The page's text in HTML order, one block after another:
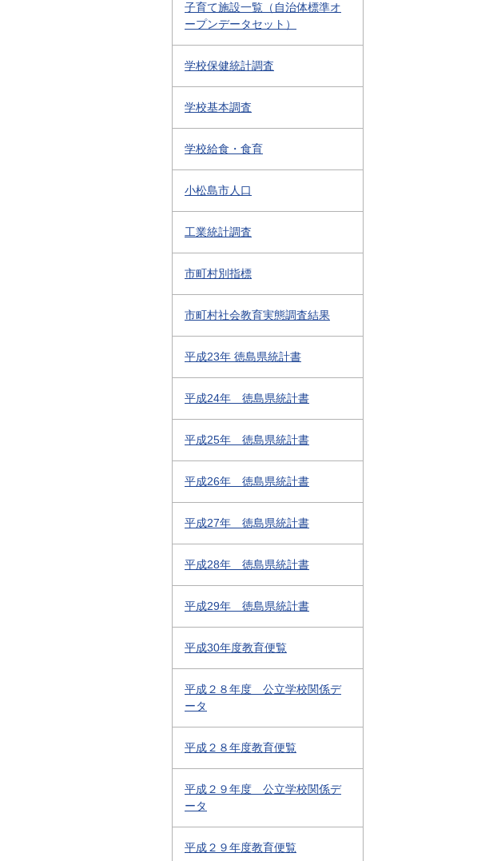
子育て施設一覧（自治体標準オ
ープンデータセット）
学校保健統計調査
学校基本調査
学校給食・食育
小松島市人口
工業統計調査
市町村別指標
市町村社会教育実態調査結果
平成23年 徳島県統計書
平成24年 徳島県統計書
平成25年 徳島県統計書
平成26年 徳島県統計書
平成27年 徳島県統計書
平成28年 徳島県統計書
平成29年 徳島県統計書
平成30年度教育便覧
平成２８年度 公立学校関係デ
ータ
平成２８年度教育便覧
平成２９年度 公立学校関係デ
ータ
平成２９年度教育便覧